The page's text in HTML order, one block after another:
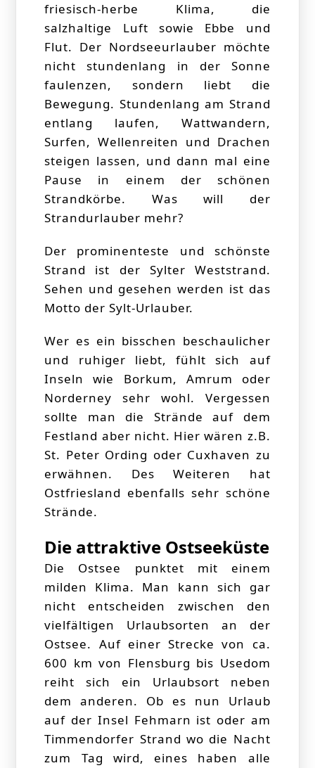
friesisch-herbe Klima, die
salzhaltige Luft sowie Ebbe und
Flut. Der Nordseeurlauber möchte
nicht stundenlang in der Sonne
faulenzen, sondern liebt die
Bewegung. Stundenlang am Strand
entlang laufen, Wattwandern,
Surfen, Wellenreiten und Drachen
steigen lassen, und dann mal eine
Pause in einem der schönen
Strandkörbe. Was will der
Strandurlauber mehr?
Der prominenteste und schönste
Strand ist der Sylter Weststrand.
Sehen und gesehen werden ist das
Motto der Sylt-Urlauber.
Wer es ein bisschen beschaulicher
und ruhiger liebt, fühlt sich auf
Inseln wie Borkum, Amrum oder
Norderney sehr wohl. Vergessen
sollte man die Strände auf dem
Festland aber nicht. Hier wären z.B.
St. Peter Ording oder Cuxhaven zu
erwähnen. Des Weiteren hat
Ostfriesland ebenfalls sehr schöne
Strände.
Die attraktive Ostseeküste
Die Ostsee punktet mit einem
milden Klima. Man kann sich gar
nicht entscheiden zwischen den
vielfältigen Urlaubsorten an der
Ostsee. Auf einer Strecke von ca.
600 km von Flensburg bis Usedom
reiht sich ein Urlaubsort neben
dem anderen. Ob es nun Urlaub
auf der Insel Fehmarn ist oder am
Timmendorfer Strand wo die Nacht
zum Tag wird, eines haben alle